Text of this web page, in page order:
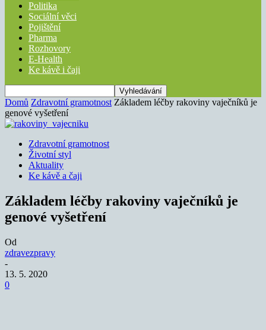
Politika
Sociální věci
Pojištění
Pharma
Rozhovory
E-Health
Ke kávě i čaji
Domů Zdravotní gramotnost Základem léčby rakoviny vaječníků je
genové vyšetření
Zdravotní gramotnost
Životní styl
Aktuality
Ke kávě a čaji
Základem léčby rakoviny vaječníků je
genové vyšetření
Od
zdravezpravy
-
13. 5. 2020
0